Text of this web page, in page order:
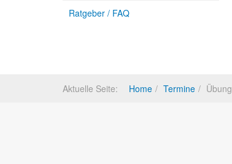
Ratgeber / FAQ
Aktuelle Seite: Home Termine Übung